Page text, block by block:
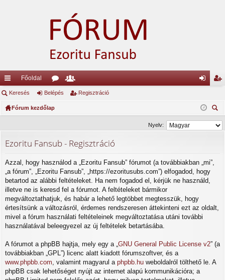
yo
rs
Főoldal
ór
u
ok
ag
ép is
ztr
Keresés Belépés Regisztráció
Fórum kezdőlap
sé
Nyelv:
Ezoritu Fansub - Regisztráció
Azzal, hogy használod a „Ezoritu Fansub” fórumot (a továbbiakban „mi”,
„a fórum”, „Ezoritu Fansub”, „https://ezoritusubs.com”) elfogadod, hogy
betartod az alábbi feltételeket. Ha nem fogadod el, kérjük ne használd,
illetve ne is keresd fel a fórumot. A feltételeket bármikor
megváltoztathatjuk, és habár a lehető legtöbbet megtesszük, hogy
értesítsünk a változásról, érdemes rendszeresen áttekinteni ezt az oldalt,
mivel a fórum használati feltételeinek megváltoztatása utáni további
használatával beleegyezel az új feltételek betartásába.
A fórumot a phpBB hajtja, mely egy a „ GNU General Public License v2” (a
továbbiakban „GPL”) licenc alatt kiadott fórumszoftver, és a
www.phpbb.com , valamint magyarul a phpbb.hu weboldalról tölthető le. A
phpBB csak lehetőséget nyújt az internet alapú kommunikációra; a